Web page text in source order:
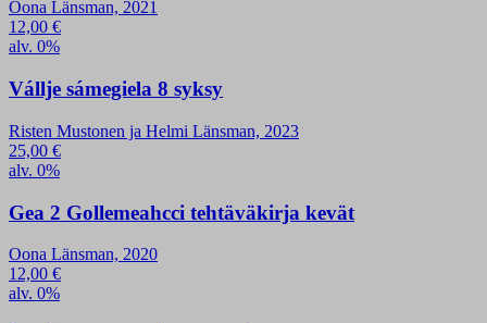
Oona Länsman, 2021
12,00 €
alv. 0%
Vállje sámegiela 8 syksy
Risten Mustonen ja Helmi Länsman, 2023
25,00 €
alv. 0%
Gea 2 Gollemeahcci tehtäväkirja kevät
Oona Länsman, 2020
12,00 €
alv. 0%